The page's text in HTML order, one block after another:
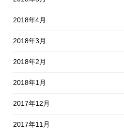
2018年4月
2018年3月
2018年2月
2018年1月
2017年12月
2017年11月